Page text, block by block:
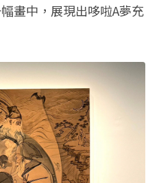
畫中，展現出哆啦A夢充